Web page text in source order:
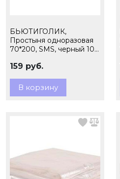
БЬЮТИГОЛИК,
Простыня одноразовая
70*200, SMS, черный 10
159 руб.
В корзину